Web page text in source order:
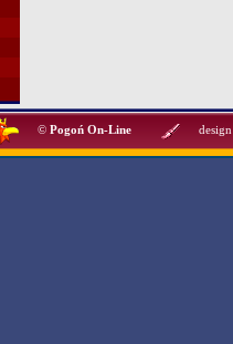
© Pogoń On-Line